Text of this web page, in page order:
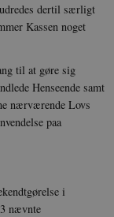
dertil særligt
Kassen noget
til at gøre sig
Henseende samt
nærværende Lovs
paa
i
nævnte